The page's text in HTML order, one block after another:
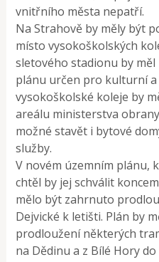
vnitřního města nepatří.
Na Strahově by měly být
místo vysokoškolských
sletového stadionu by
plánu určen pro kulturní a
vysokoškolské koleje by
areálu ministerstva
možné stavět i bytové
služby.
V novém územním plánu,
chtěl by jej schválit
mělo být zahrnuto
Dejvické k letišti. Plán by
prodloužení některých
na Dědinu a z Bílé Hory do